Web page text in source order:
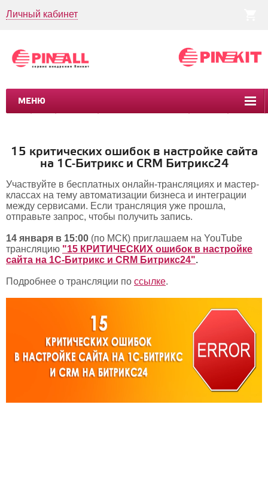
Личный кабинет
МЕНЮ
CRM CMS КЕЙСЫ
15 критических ошибок в настройке сайта
на 1С-Битрикс и CRM Битрикс24
Участвуйте в бесплатных онлайн-трансляциях и мастер-
классах на тему автоматизации бизнеса и интеграции
между сервисами. Если трансляция уже прошла,
отправьте запрос, чтобы получить запись.
14 января в 15:00 (по МСК) приглашаем на YouTube
трансляцию "15 КРИТИЧЕСКИХ ошибок в настройке
сайта на 1С-Битрикс и CRM Битрикс24".
Подробнее о трансляции по ссылке.